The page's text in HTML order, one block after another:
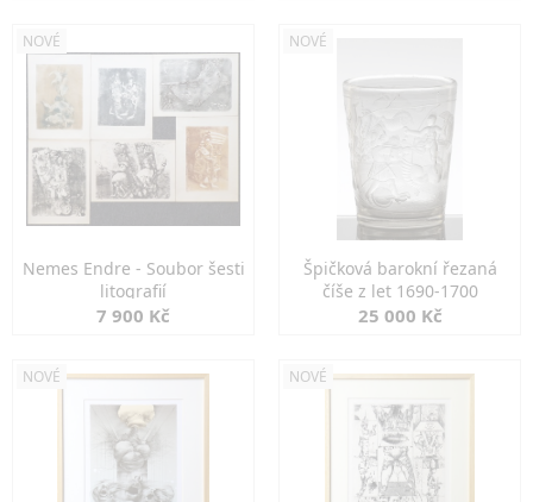
NOVÉ
Nemes Endre - Soubor šesti
litografií
7 900 Kč
NOVÉ
Špičková barokní řezaná
číše z let 1690-1700
25 000 Kč
NOVÉ NOVÉ